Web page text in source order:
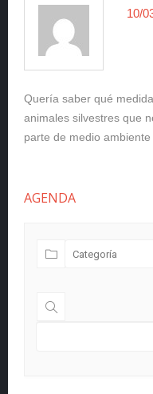
10/
Quería saber qué
animales silvestres que
parte de medio ambiente
AGENDA